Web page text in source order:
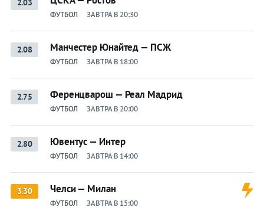
2.03
ФУТБОЛ ЗАВТРА В 20:30
2.08 Манчестер Юнайтед — ПСЖ
ФУТБОЛ ЗАВТРА В 18:00
2.75 Ференцварош — Реал Мадрид
ФУТБОЛ ЗАВТРА В 20:00
2.80 Ювентус — Интер
ФУТБОЛ ЗАВТРА В 14:00
3.30 Челси — Милан
ФУТБОЛ ЗАВТРА В 15:00